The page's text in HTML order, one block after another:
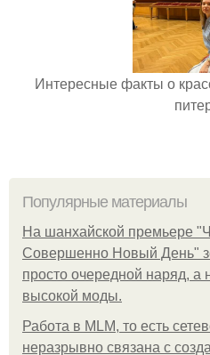
Интересные факты о
Популярные материалы
На шанхайской премьере
Совершенно Новый День"
просто очередной наряд, а
высокой моды.
Работа в MLM, то есть
неразрывно связана с